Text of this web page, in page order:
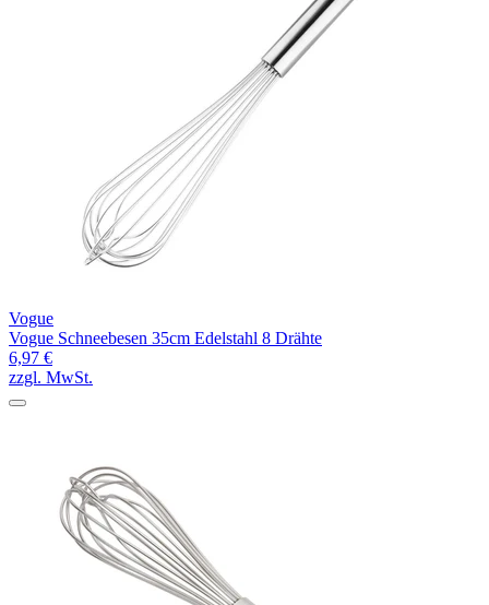
Vogue
Vogue Schneebesen 35cm Edelstahl 8 Drähte
6,97 €
zzgl. MwSt.